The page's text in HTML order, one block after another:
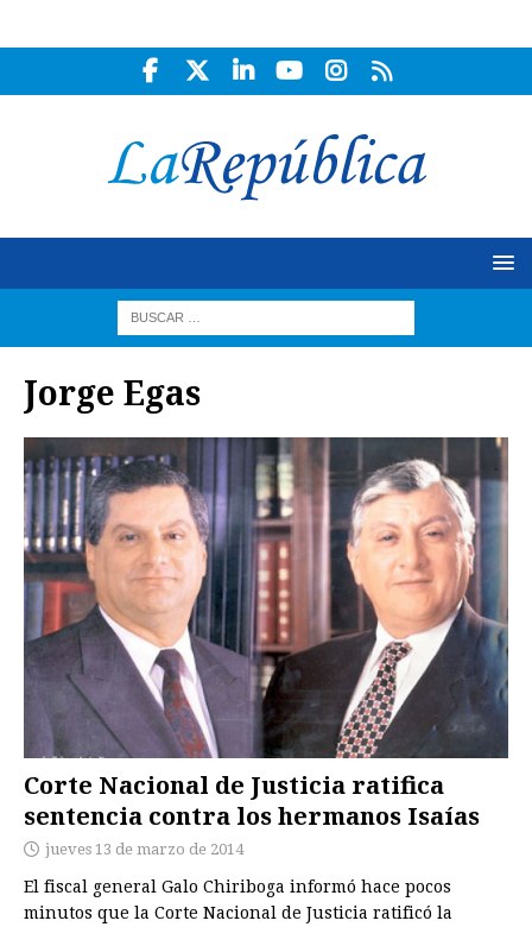
Jorge Egas
Corte Nacional de Justicia ratifica
sentencia contra los hermanos Isaías
jueves 13 de marzo de 2014
El fiscal general Galo Chiriboga informó hace pocos
minutos que la Corte Nacional de Justicia ratificó la